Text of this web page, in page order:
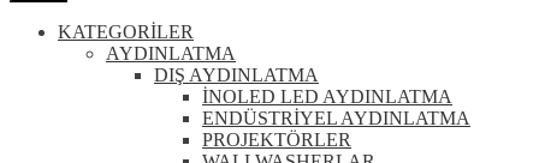
KATEGORİLER
AYDINLATMA
DIŞ AYDINLATMA
İNOLED LED AYDINLATMA
ENDÜSTRİYEL AYDINLATMA
PROJEKTÖRLER